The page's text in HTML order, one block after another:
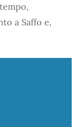
a Saffo e,